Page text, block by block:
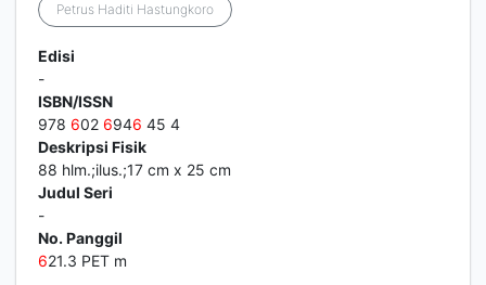
Petrus Haditi Hastungkoro
Edisi
-
ISBN/ISSN
978 602 6946 45 4
Deskripsi Fisik
88 hlm.;ilus.;17 cm x 25 cm
Judul Seri
-
No. Panggil
621.3 PET m